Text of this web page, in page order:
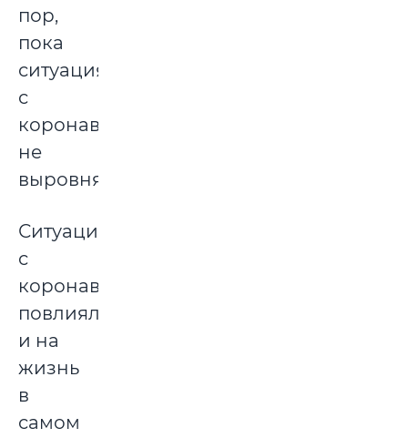
пор,
пока
ситуация
с
коронавирусом
не
выровняется.
Ситуация
с
коронавирусом
повлияла
и на
жизнь
в
самом